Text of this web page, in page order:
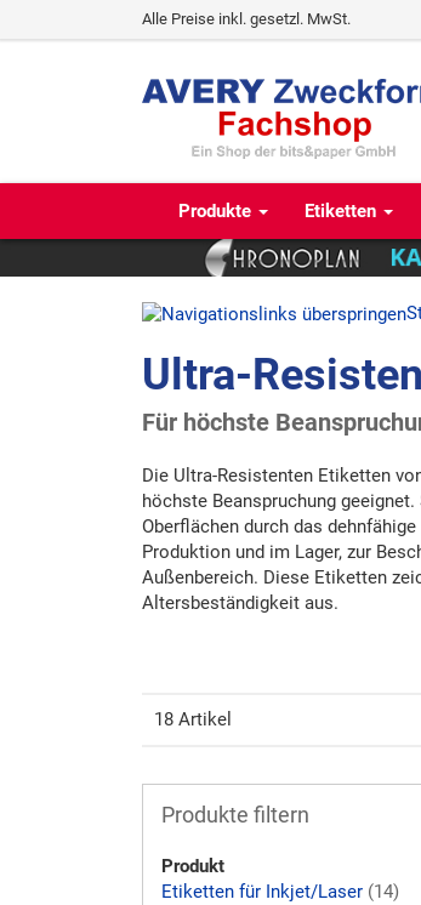
Alle Preise inkl. gesetzl. MwSt.
Produkte Etiketten
Ultra-
Für höchste
Die Ultra-Resistenten Etiketten
höchste Beanspruchung
Oberflächen durch das
Produktion und im Lager, zur
Außenbereich. Diese Etiketten
Altersbeständigkeit aus.
18 Artikel
Produkte filtern
Produkt
Etiketten für Inkjet/Laser (14)